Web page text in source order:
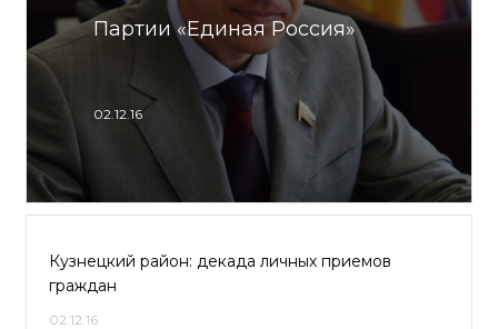
Партии «Единая Россия»
02.12.16
Кузнецкий район: декада личных приемов
граждан
02.12.16